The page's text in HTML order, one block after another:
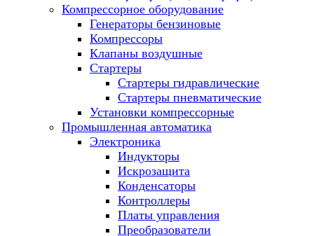
Компрессорное оборудование
Генераторы бензиновые
Компрессоры
Клапаны воздушные
Стартеры
Стартеры гидравлические
Стартеры пневматические
Установки компрессорные
Промышленная автоматика
Электроника
Индукторы
Искрозащита
Конденсаторы
Контроллеры
Платы управления
Преобразователи